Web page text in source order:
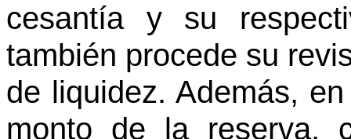
cesantía y su
también procede su
de liquidez. Además,
monto de la reserva,